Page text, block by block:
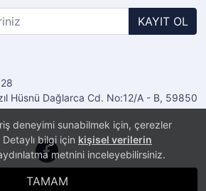
deneyimi sunabilmek için, çerezler
bilgi için kişisel verilerin
metnini inceleyebilirsiniz.
TAMAM
KAYIT OL
Hüsnü Dağlarca Cd. No:12/A - B, 59850
E-Ticaret Sistemi